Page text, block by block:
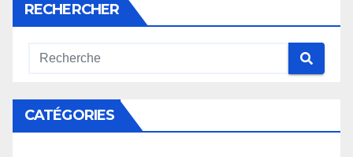
RECHERCHER
CATÉGORIES